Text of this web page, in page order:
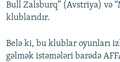
Bull Zalsburq” (Avstriya) və
klublarıdır.
Belə ki, bu klublar oyunları
gəlmək istəmələri barədə